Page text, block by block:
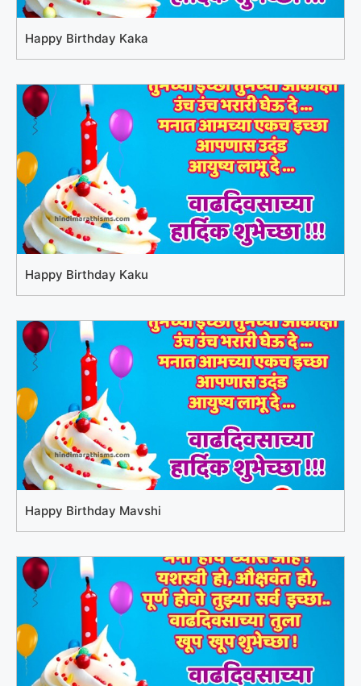
Happy Birthday Kaka
Happy Birthday Kaku
Happy Birthday Mavshi